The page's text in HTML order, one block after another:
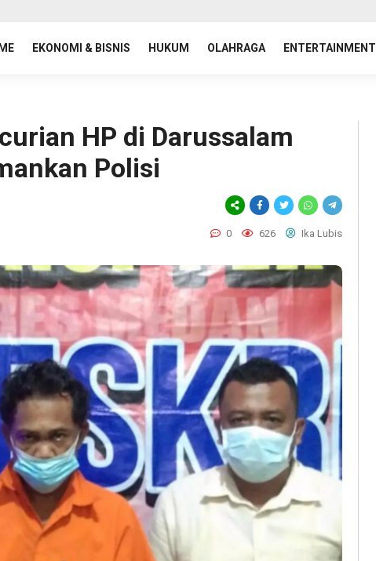
EKONOMI & BISNIS HUKUM OLAHRAGA ENTERTAINMENT
HP di Darussalam
Polisi
0 626 Ika Lubis